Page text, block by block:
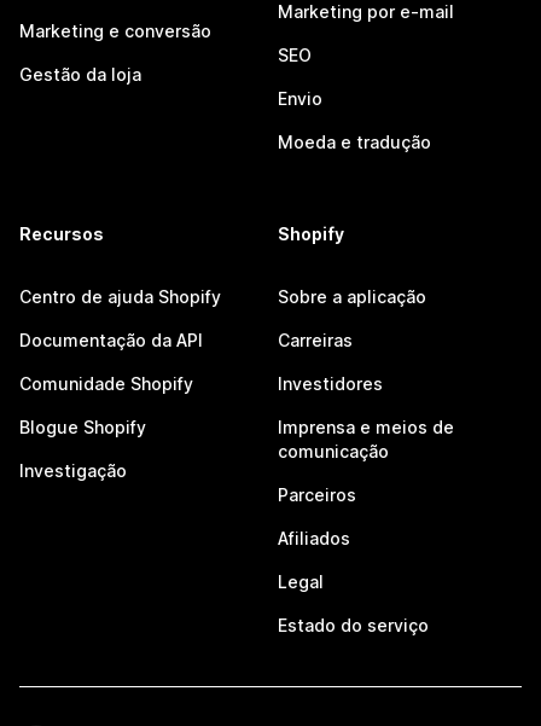
Marketing e conversão
Gestão da loja
Marketing por e-mail
SEO
Envio
Moeda e tradução
Recursos
Centro de ajuda Shopify
Documentação da API
Comunidade Shopify
Blogue Shopify
Investigação
Shopify
Sobre a aplicação
Carreiras
Investidores
Imprensa e meios de
comunicação
Parceiros
Afiliados
Legal
Estado do serviço